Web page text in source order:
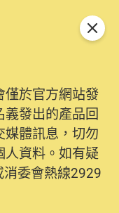
僅於官方網站發
發出的產品回
媒體訊息，切勿
資料。如有疑
委會熱線2929
關閉